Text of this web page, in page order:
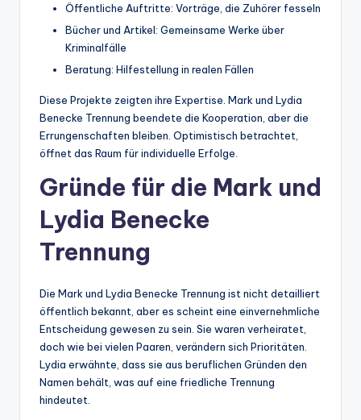
Öffentliche Auftritte: Vorträge, die Zuhörer fesseln
Bücher und Artikel: Gemeinsame Werke über
Kriminalfälle
Beratung: Hilfestellung in realen Fällen
Diese Projekte zeigten ihre Expertise. Mark und Lydia
Benecke Trennung beendete die Kooperation, aber die
Errungenschaften bleiben. Optimistisch betrachtet,
öffnet das Raum für individuelle Erfolge.
Gründe für die Mark und
Lydia Benecke
Trennung
Die Mark und Lydia Benecke Trennung ist nicht detailliert
öffentlich bekannt, aber es scheint eine einvernehmliche
Entscheidung gewesen zu sein. Sie waren verheiratet,
doch wie bei vielen Paaren, verändern sich Prioritäten.
Lydia erwähnte, dass sie aus beruflichen Gründen den
Namen behält, was auf eine friedliche Trennung
hindeutet.